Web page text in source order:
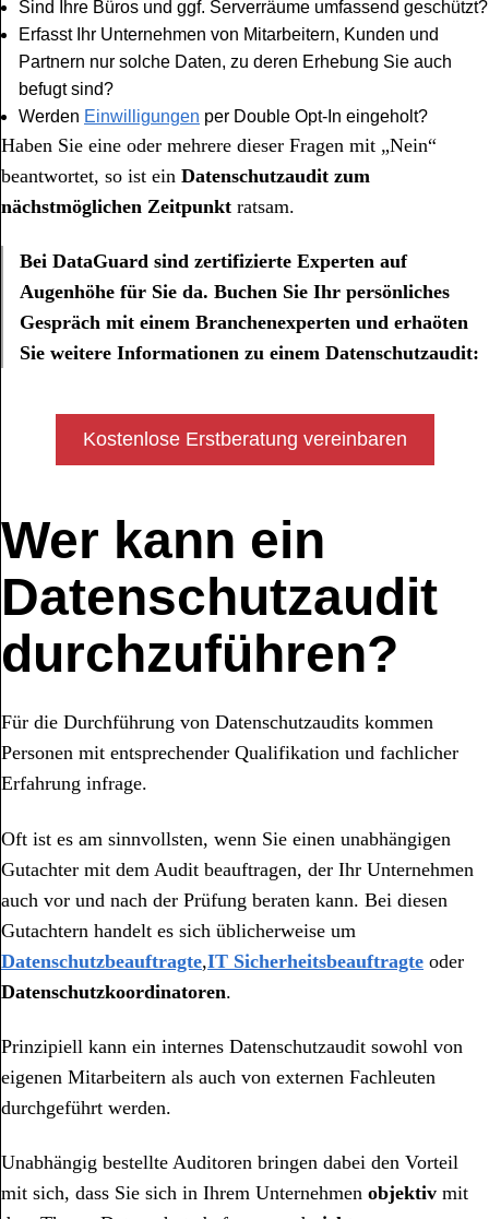
Sind Ihre Büros und ggf. Serverräume umfassend geschützt?
Erfasst Ihr Unternehmen von Mitarbeitern, Kunden und
Partnern nur solche Daten, zu deren Erhebung Sie auch
befugt sind?
Werden Einwilligungen per Double Opt-In eingeholt?
Haben Sie eine oder mehrere dieser Fragen mit „Nein“
beantwortet, so ist ein Datenschutzaudit zum
nächstmöglichen Zeitpunkt ratsam.
Bei DataGuard sind zertifizierte Experten auf
Augenhöhe für Sie da. Buchen Sie Ihr persönliches
Gespräch mit einem Branchenexperten und erhaöten
Sie weitere Informationen zu einem Datenschutzaudit:
Kostenlose Erstberatung vereinbaren
Wer kann ein
Datenschutzaudit
durchzuführen?
Für die Durchführung von Datenschutzaudits kommen
Personen mit entsprechender Qualifikation und fachlicher
Erfahrung infrage.
Oft ist es am sinnvollsten, wenn Sie einen unabhängigen
Gutachter mit dem Audit beauftragen, der Ihr Unternehmen
auch vor und nach der Prüfung beraten kann. Bei diesen
Gutachtern handelt es sich üblicherweise um
Datenschutzbeauftragte,IT Sicherheitsbeauftragte oder
Datenschutzkoordinatoren.
Prinzipiell kann ein internes Datenschutzaudit sowohl von
eigenen Mitarbeitern als auch von externen Fachleuten
durchgeführt werden.
Unabhängig bestellte Auditoren bringen dabei den Vorteil
mit sich, dass Sie sich in Ihrem Unternehmen objektiv mit